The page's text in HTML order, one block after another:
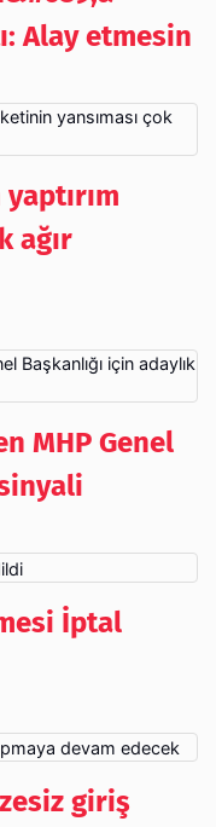
Alay etmesin
ağır
MHP Genel
İptal
giriş